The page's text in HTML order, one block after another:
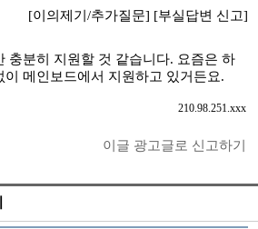
[이의제기/추가질문] [부실답변 신고]
충분히 지원할 것 같습니다. 요즘은 하
이 메인보드에서 지원하고 있거든요.
210.98.251.xxx
이글 광고글로 신고하기